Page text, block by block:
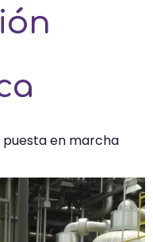
en marcha